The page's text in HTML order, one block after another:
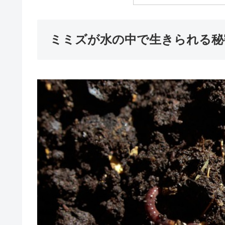
ミミズが水の中で生きられる